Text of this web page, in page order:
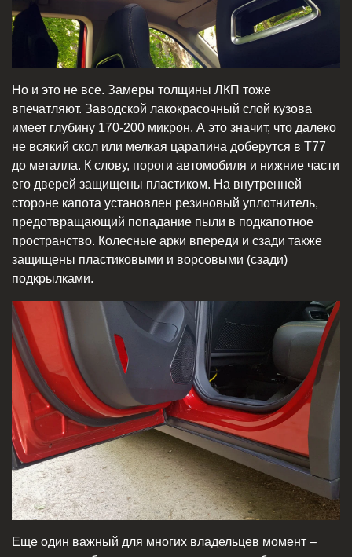
Но и это не все. Замеры толщины ЛКП тоже
впечатляют. Заводской лакокрасочный слой кузова
имеет глубину 170-200 микрон. А это значит, что далеко
не всякий скол или мелкая царапина доберутся в T77
до металла. К слову, пороги автомобиля и нижние части
его дверей защищены пластиком. На внутренней
стороне капота установлен резиновый уплотнитель,
предотвращающий попадание пыли в подкапотное
пространство. Колесные арки впереди и сзади также
защищены пластиковыми и ворсовыми (сзади)
подкрылками.
Еще один важный для многих владельцев момент –